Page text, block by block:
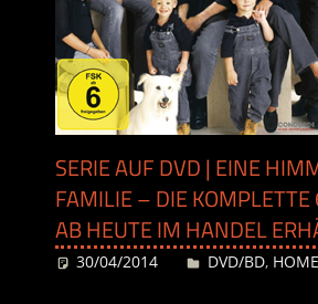
SERIE AUF DVD | EINE
FAMILIE – DIE KOMPLETTE
AB HEUTE IM HANDEL
30/04/2014 Desiree
DVD/BD, HOME